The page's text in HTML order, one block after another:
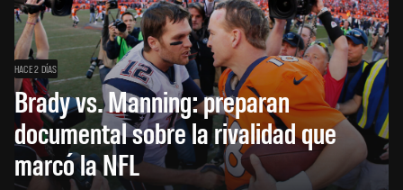
HACE 2 DÍAS
Brady vs. Manning: preparan
documental sobre la rivalidad que
marcó la NFL